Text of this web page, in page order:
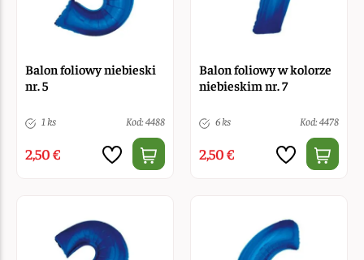
Balon foliowy niebieski
nr. 5
1 ks Kod: 4488
2,50 €
Balon foliowy w kolorze
niebieskim nr. 7
6 ks Kod: 4478
2,50 €